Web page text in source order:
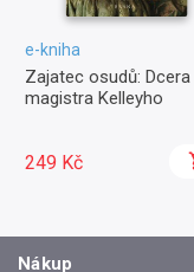
e-kniha
Zajatec osudů: Dcera
magistra Kelleyho
249 Kč
Nákup